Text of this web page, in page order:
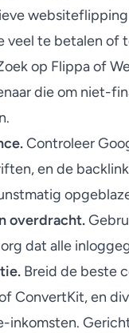
veel te betalen of
op Flippa of
die om niet-
Controleer
en de
overdracht.
dat alle
Breid de beste
ConvertKit, en
inkomsten.